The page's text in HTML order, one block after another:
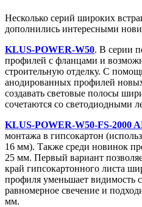
Несколько серий широких
дополнились интересными
KLUS-POWER-W50. В серии
профилей с фланцами и
строительную отделку. С
анодированных профилей
создавать световые полосы
сочетаются со светодиодными
KLUS-POWER-W50-FS-2000
монтажа в гипсокартон
16 мм). Также среди новинок
25 мм. Первый вариант
край гипсокартонного листа
профиля уменьшает видимость
равномерное свечение и
мм.